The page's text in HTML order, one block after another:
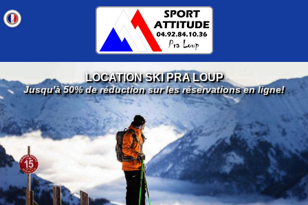
LOCATION SKI PRA LOUP
Jusqu'à 50% de réduction sur les réservations en ligne!